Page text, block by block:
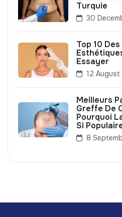
Turquie
30
Top 10
Essayer
12
Meilleurs
Greffe De
Pourquoi
Si
8